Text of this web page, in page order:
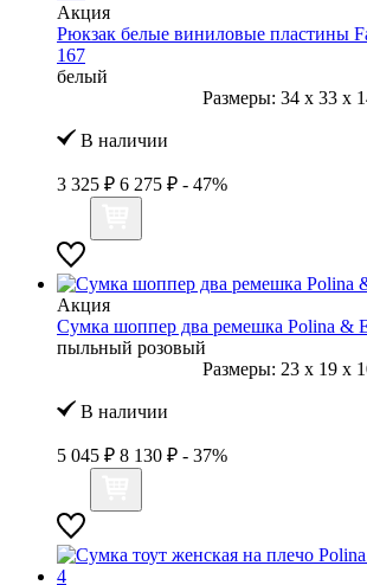
Акция
Рюкзак белые виниловые пластины
167
белый
Размеры: 34 x 33 x
В наличии
3 325 ₽ 6 275 ₽ - 47%
Акция
Сумка шоппер два ремешка Polina &
пыльный розовый
Размеры: 23 x 19 x
В наличии
5 045 ₽ 8 130 ₽ - 37%